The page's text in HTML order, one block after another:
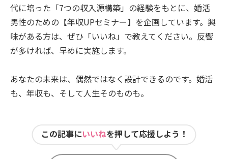
代に培った「7つの収入源構築」の経験をもとに、婚活
男性のための【年収UPセミナー】を企画しています。興
味がある方は、ぜひ「いいね」で教えてください。反響
が多ければ、早めに実施します。
あなたの未来は、偶然ではなく設計できるのです。婚活
も、年収も、そして人生そのものも。
この記事にいいねを押して応援しよう！